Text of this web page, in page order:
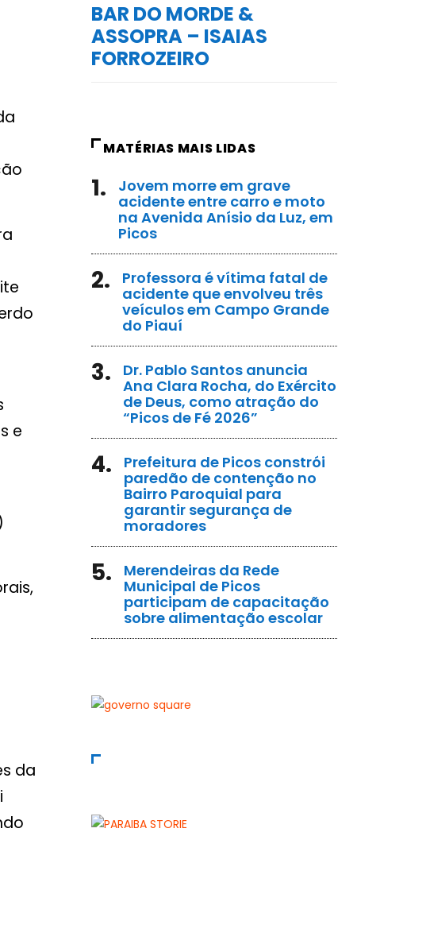
e
da
BAR DO MORDE &
ASSOPRA – ISAIAS
FORROZEIRO
MATÉRIAS MAIS LIDAS
1.
Jovem morre em grave
acidente entre carro e moto
na Avenida Anísio da Luz, em
Picos
2.
Professora é vítima fatal de
acidente que envolveu três
veículos em Campo Grande
do Piauí
3.
Dr. Pablo Santos anuncia
Ana Clara Rocha, do Exército
de Deus, como atração do
“Picos de Fé 2026”
4.
Prefeitura de Picos constrói
paredão de contenção no
Bairro Paroquial para
garantir segurança de
moradores
5.
Merendeiras da Rede
Municipal de Picos
participam de capacitação
sobre alimentação escolar